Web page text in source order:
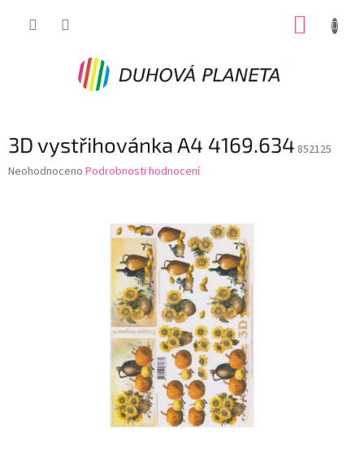
3D vystřihovánka A4 4169.634 852125
Průměrné
Neohodnoceno Podrobnosti hodnocení